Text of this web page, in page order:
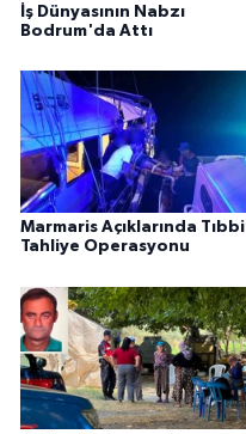
İş Dünyasının Nabzı
Bodrum'da Attı
Marmaris Açıklarında Tıbbi
Tahliye Operasyonu